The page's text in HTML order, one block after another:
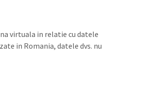
virtuala in relatie cu datele
in Romania, datele dvs. nu